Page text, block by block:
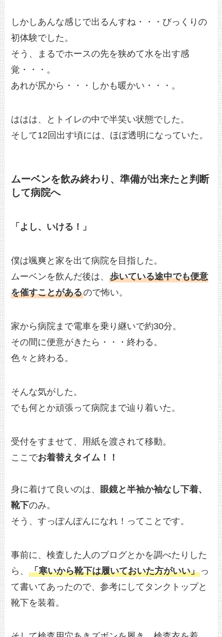
しかしあんな感じで出るんすね・・・びっくりの
初体験でした。
そう、まるでホースの先を狭めて水を出す感
覚・・・。
あれが尻から・・・しかも暖かい・・・。
ははは、とトイレの中で半笑い状態でした。
そして12回出す頃には、ほぼ透明になっていた。
ムーベンを飲み終わり、準備が出来たと判断
して病院へ
「よし、いける！」
僕は颯爽と家を出て病院を目指した。
ムーベンを飲んだ後は、歩いている途中でも便意
を催すことがあるので怖い。
家から病院まで電車を乗り継いで約30分。
その間に便意がきたら・・・終わる。
色々と終わる。
そんな気がした。
でも何とか頑張って病院まで辿り着いた。
受付をすませて、用紙を渡されて移動。
ここでお着替えタイム！！
身に着けて良いのは、
眼鏡と半袖か袖なし下着、
靴下のみ。
そう、すっぽんぽんになれ！ってことです。
事前に、検査した人のブログとかを調べたりした
ら、「寒いから靴下は履いておいた方がいい」っ
て書いてあったので、参考にしてタンクトップと
靴下を装着。